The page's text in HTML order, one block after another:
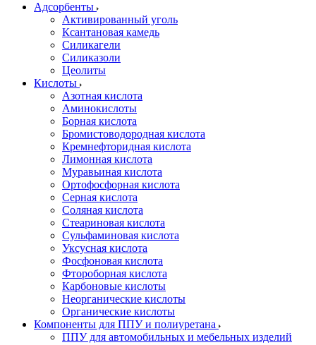
Адсорбенты
Активированный уголь
Ксантановая камедь
Силикагели
Силиказоли
Цеолиты
Кислоты
Азотная кислота
Аминокислоты
Борная кислота
Бромистоводородная кислота
Кремнефторидная кислота
Лимонная кислота
Муравьиная кислота
Ортофосфорная кислота
Серная кислота
Соляная кислота
Стеариновая кислота
Сульфаминовая кислота
Уксусная кислота
Фосфоновая кислота
Фтороборная кислота
Карбоновые кислоты
Неорганические кислоты
Органические кислоты
Компоненты для ППУ и полиуретана
ППУ для автомобильных и мебельных изделий